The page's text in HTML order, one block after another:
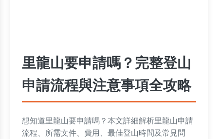
里龍山要申請嗎？完整登山
申請流程與注意事項全攻略
想知道里龍山要申請嗎？本文詳細解析里龍山申請
流程、所需文件、費用、最佳登山時間及常見問